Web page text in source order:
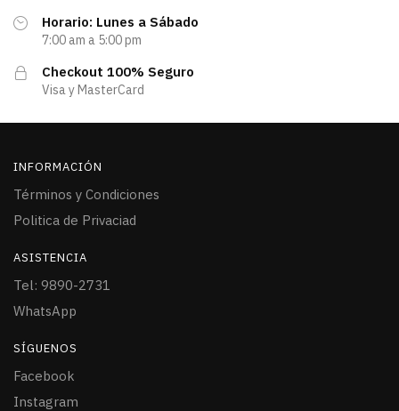
Horario: Lunes a Sábado
7:00 am a 5:00 pm
Checkout 100% Seguro
Visa y MasterCard
INFORMACIÓN
Términos y Condiciones
Politica de Privaciad
ASISTENCIA
Tel: 9890-2731
WhatsApp
SÍGUENOS
Facebook
Instagram